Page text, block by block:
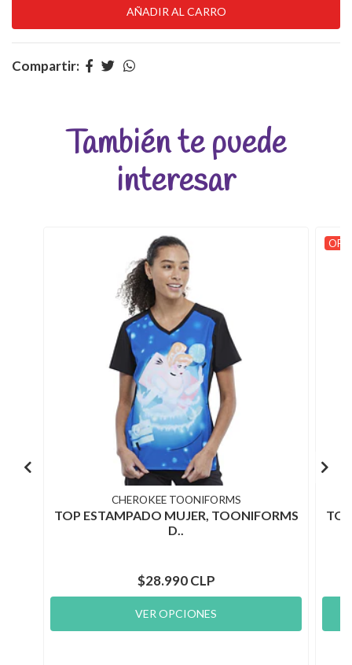
Compartir:
También te puede
interesar
CHEROKEE TOONIFORMS
TOP ESTAMPADO MUJER, TOONIFORMS
D..
$28.990 CLP
VER OPCIONES